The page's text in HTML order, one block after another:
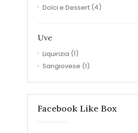
Dolci e Dessert (4)
Uve
Liquirizia (1)
Sangiovese (1)
Facebook Like Box